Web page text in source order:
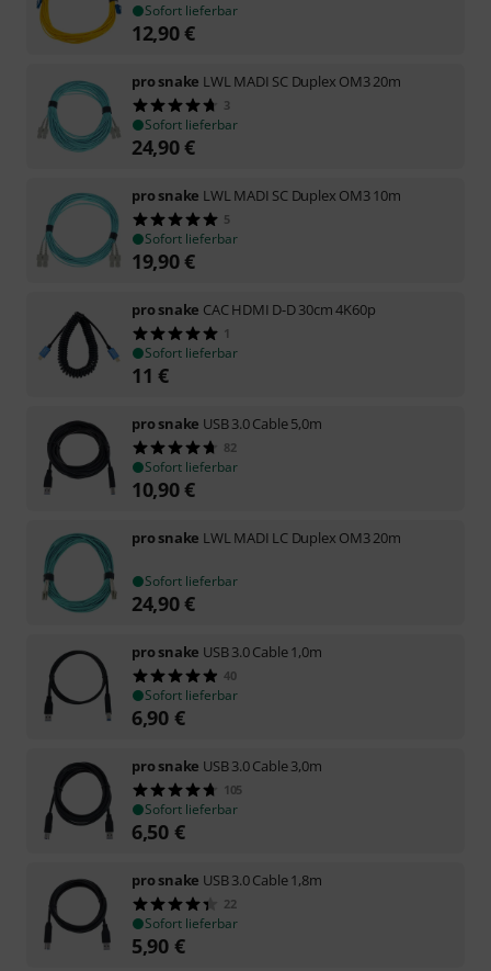
Sofort lieferbar
12,90€
pro snake LWL MADI SC Duplex OM3 20m
3
Sofort lieferbar
24,90€
pro snake LWL MADI SC Duplex OM3 10m
5
Sofort lieferbar
19,90€
pro snake CAC HDMI D-D 30cm 4K60p
1
Sofort lieferbar
11 €
pro snake USB 3.0 Cable 5,0m
82
Sofort lieferbar
10,90€
pro snake LWL MADI LC Duplex OM3 20m
Sofort lieferbar
24,90€
pro snake USB 3.0 Cable 1,0m
40
Sofort lieferbar
6,90 €
pro snake USB 3.0 Cable 3,0m
105
Sofort lieferbar
6,50 €
pro snake USB 3.0 Cable 1,8m
22
Sofort lieferbar
5,90 €